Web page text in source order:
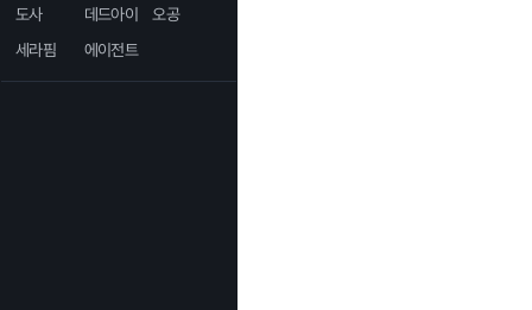
도사
데드아이
오공
세라핌
에이전트